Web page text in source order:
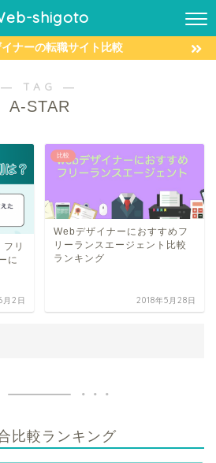
shigoto
ナーの転職サイト比較
― TAG ―
A-STAR
リ
に
月2日
比較
Webデザイナーにおすすめフ
リーランスエージェント比較
ランキング
2018年5月28日
比較ランキング